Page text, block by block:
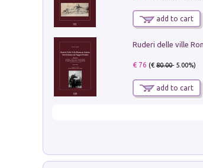
add to cart
€ 76 (€80.00- 5.00%)
add to cart